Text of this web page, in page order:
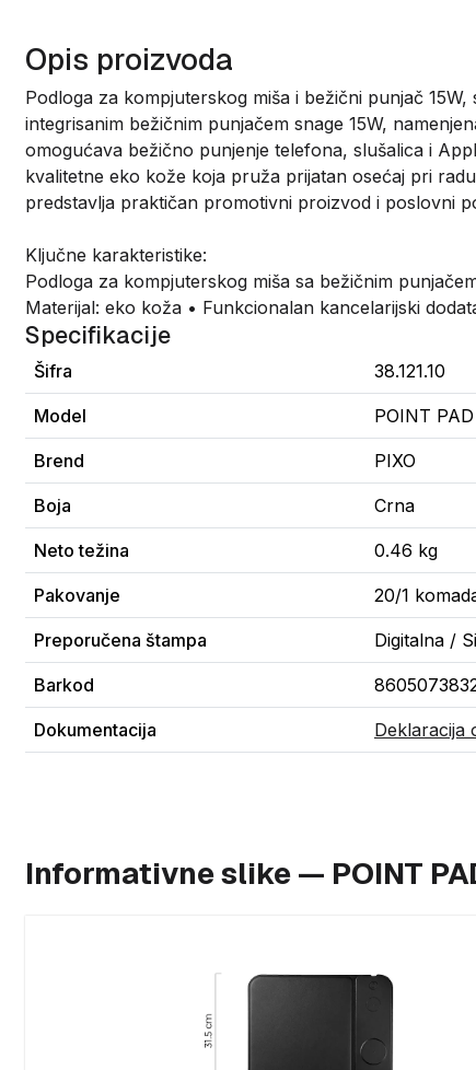
Opis proizvoda
Podloga za kompjuterskog miša i bežični punjač
integrisanim bežičnim punjačem snage 15W,
omogućava bežično punjenje telefona, slušalica i
kvalitetne eko kože koja pruža prijatan osećaj pri
predstavlja praktičan promotivni proizvod i poslovni
Ključne karakteristike:
Podloga za kompjuterskog miša sa bežičnim
Materijal: eko koža • Funkcionalan kancelarijski
Specifikacije
Šifra 38.121.10
Model POINT
Brend PIXO
Boja Crna
Neto težina 0.46 kg
Pakovanje 20/1
Preporučena štampa Digitalna /
Barkod
Dokumentacija Deklaracija
Informativne slike — POINT